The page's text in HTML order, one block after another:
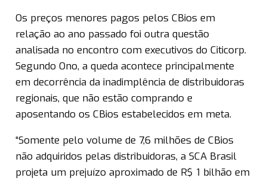
Os preços menores pagos pelos CBios em
relação ao ano passado foi outra questão
analisada no encontro com executivos do Citicorp.
Segundo Ono, a queda acontece principalmente
em decorrência da inadimplência de distribuidoras
regionais, que não estão comprando e
aposentando os CBios estabelecidos em meta.
“Somente pelo volume de 7,6 milhões de CBios
não adquiridos pelas distribuidoras, a SCA Brasil
projeta um prejuízo aproximado de R$ 1 bilhão em